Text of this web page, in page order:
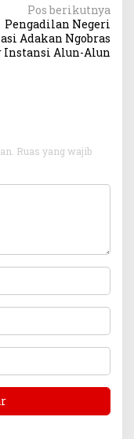
Pos berikutnya
Pengadilan Negeri
Adakan Ngobras
Instansi Alun-Alun
Ruas yang wajib